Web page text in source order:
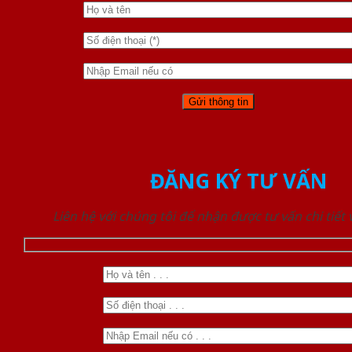
ĐĂNG KÝ TƯ VẤN
Liên hệ với chúng tôi để nhận được tư vấn chi tiết